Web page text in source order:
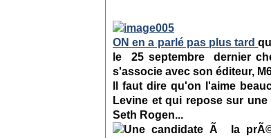
ON en a parlé pas plus tard
le 25 septembre dernier
s'associe avec son éditeur,
Il faut dire qu'on l'aime
Levine et qui repose sur
Seth Rogen...